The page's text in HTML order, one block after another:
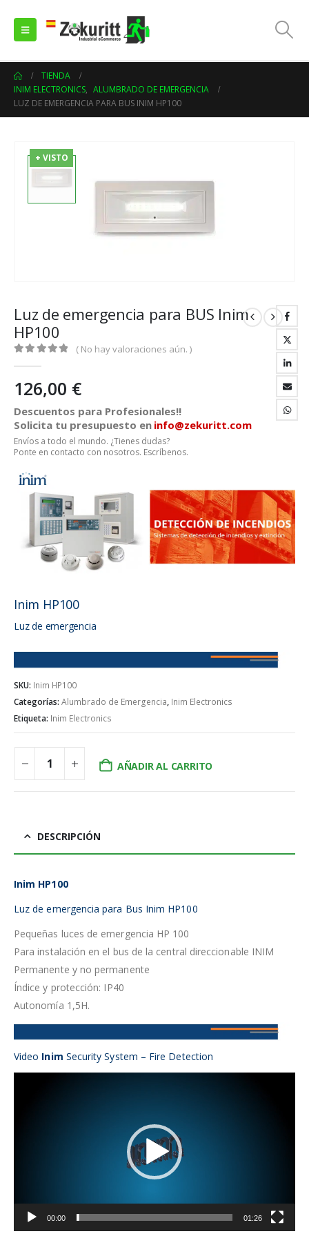
TIENDA
INIM ELECTRONICS, ALUMBRADO DE EMERGENCIA
LUZ DE EMERGENCIA PARA BUS INIM HP100
+ VISTO
Luz de emergencia para BUS Inim
HP100
( No hay valoraciones aún. )
126,00 €
Descuentos para Profesionales!!
Solicita tu presupuesto en info@zekuritt.com
Envíos a todo el mundo. ¿Tienes dudas?
Ponte en contacto con nosotros. Escríbenos.
Inim HP100
Luz de emergencia
SKU: Inim HP100
Categorías: Alumbrado de Emergencia, Inim Electronics
Etiqueta: Inim Electronics
AÑADIR AL CARRITO
DESCRIPCIÓN
Inim HP100
Luz de emergencia para Bus Inim HP100
Pequeñas luces de emergencia HP 100
Para instalación en el bus de la central direccionable INIM
Permanente y no permanente
Índice y protección: IP40
Autonomía 1,5H.
Video Inim Security System – Fire Detection
00:00 01:26